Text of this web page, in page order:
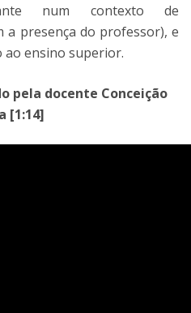
num contexto de
a presença do professor), e
ao ensino superior.
pela docente Conceição
[1:14]